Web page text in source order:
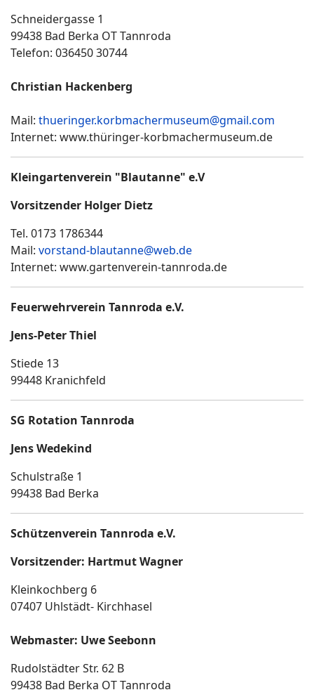
Schneidergasse 1
99438 Bad Berka OT Tannroda
Telefon: 036450 30744
Christian Hackenberg
Mail: thueringer.korbmachermuseum@gmail.com
Internet: www.thüringer-korbmachermuseum.de
Kleingartenverein "Blautanne" e.V
Vorsitzender Holger Dietz
Tel. 0173 1786344
Mail: vorstand-blautanne@web.de
Internet: www.gartenverein-tannroda.de
Feuerwehrverein Tannroda e.V.
Jens-Peter Thiel
Stiede 13
99448 Kranichfeld
SG Rotation Tannroda
Jens Wedekind
Schulstraße 1
99438 Bad Berka
Schützenverein Tannroda e.V.
Vorsitzender: Hartmut Wagner
Kleinkochberg 6
07407 Uhlstädt- Kirchhasel
Webmaster: Uwe Seebonn
Rudolstädter Str. 62 B
99438 Bad Berka OT Tannroda